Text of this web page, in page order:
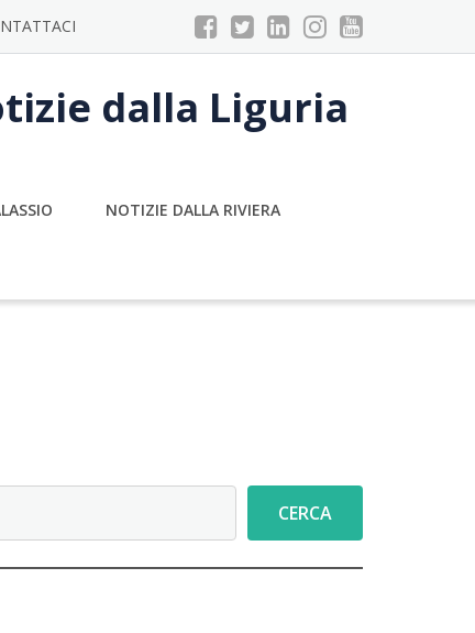
dalla Liguria
NOTIZIE DALLA RIVIERA
CERCA